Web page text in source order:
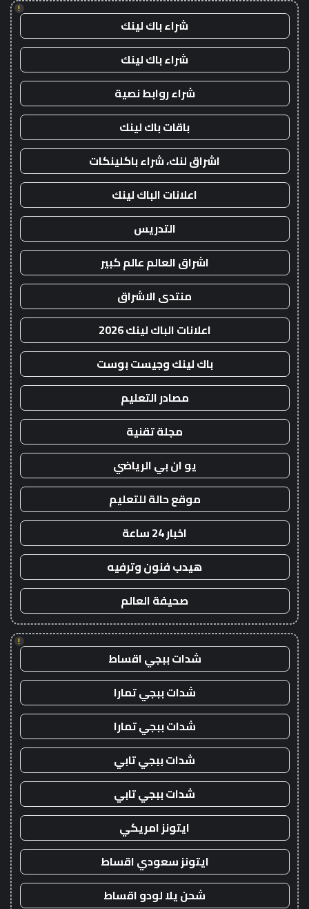
!
شراء باك لينك
شراء باك لينك
شراء روابط نصية
باقات باك لينك
اشراق لنك، شراء باكلينكات
اعلانات الباك لينك
التدريس
اشراق العالم عالم كبير
منتدى الاشراق
اعلانات الباك لينك 2026
باك لينك وجيست بوست
مصادر التعليم
مجلة تقنية
يو ان بي الرياضي
موقع حالة للتعليم
اخبار 24 ساعة
هيدب فنون وترفيه
صحيفة العالم
!
شدات ببجي اقساط
شدات ببجي تمارا
شدات ببجي تمارا
شدات ببجي تابي
شدات ببجي تابي
ايتونز امريكي
ايتونز سعودي اقساط
شحن يلا لودو اقساط